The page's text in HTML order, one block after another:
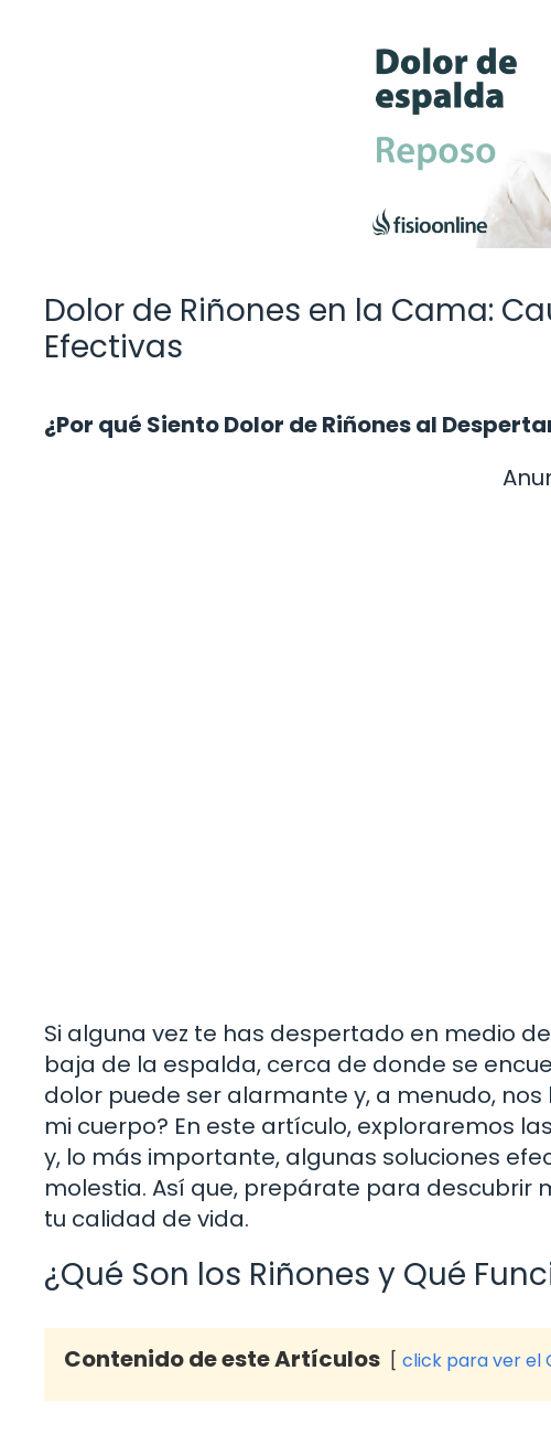
Dolor de Riñones en la Cama:
Efectivas
¿Por qué Siento Dolor de Riñones al
Si alguna vez te has despertado en medio
baja de la espalda, cerca de donde se
dolor puede ser alarmante y, a menudo,
mi cuerpo? En este artículo, exploraremos
y, lo más importante, algunas soluciones
molestia. Así que, prepárate para
tu calidad de vida.
¿Qué Son los Riñones y Qué
Contenido de este Artículos click para ver el